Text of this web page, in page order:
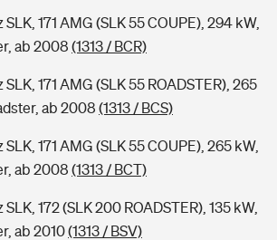
171 AMG (SLK 55 COUPE), 294 kW,
ab 2008 (1313 / BCR)
171 AMG (SLK 55 ROADSTER), 265
ab 2008 (1313 / BCS)
171 AMG (SLK 55 COUPE), 265 kW,
ab 2008 (1313 / BCT)
172 (SLK 200 ROADSTER), 135 kW,
ab 2010(1313 / BSV)